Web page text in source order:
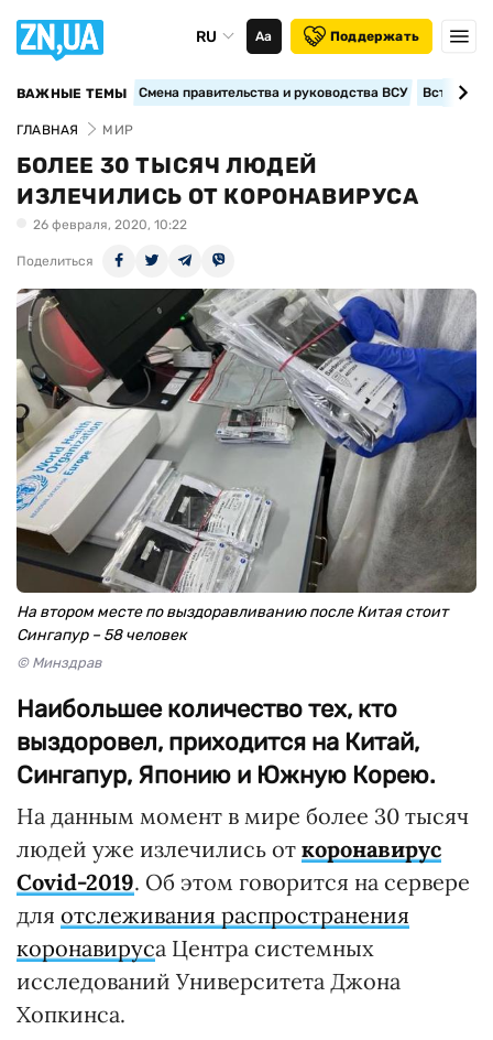
RU Аа Поддержать
ВАЖНЫЕ ТЕМЫ Смена правительства и руководства ВСУ
ГЛАВНАЯ МИР
БОЛЕЕ 30 ТЫСЯЧ ЛЮДЕЙ
ИЗЛЕЧИЛИСЬ ОТ КОРОНАВИРУСА
26 февраля, 2020, 10:22
Поделиться
На втором месте по выздоравливанию после Китая стоит
Сингапур – 58 человек
© Минздрав
Наибольшее количество тех, кто
выздоровел, приходится на Китай,
Сингапур, Японию и Южную Корею.
На данным момент в мире более 30 тысяч
людей уже излечились от коронавирус
Covid-2019. Об этом говорится на сервере
для отслеживания распространения
коронавируса Центра системных
исследований Университета Джона
Хопкинса.